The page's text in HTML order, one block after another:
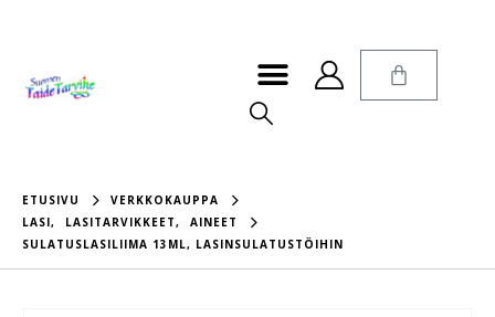
ETUSIVU
VERKKOKAUPPA
LASI, LASITARVIKKEET,
AINEET
SULATUSLASILIIMA 13ML, LASINSULATUSTÖIHIN